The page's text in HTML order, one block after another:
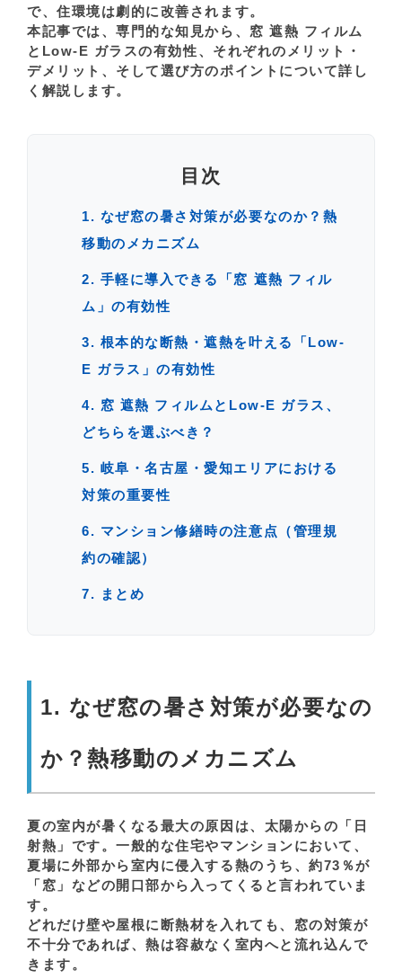
で、住環境は劇的に改善されます。
本記事では、専門的な知見から、窓 遮熱 フィルム
とLow-E ガラスの有効性、それぞれのメリット・
デメリット、そして選び方のポイントについて詳し
く解説します。
目次
1. なぜ窓の暑さ対策が必要なのか？熱
移動のメカニズム
2. 手軽に導入できる「窓 遮熱 フィル
ム」の有効性
3. 根本的な断熱・遮熱を叶える「Low-
E ガラス」の有効性
4. 窓 遮熱 フィルムとLow-E ガラス、
どちらを選ぶべき？
5. 岐阜・名古屋・愛知エリアにおける
対策の重要性
6. マンション修繕時の注意点（管理規
約の確認）
7. まとめ
1. なぜ窓の暑さ対策が必要なの
か？熱移動のメカニズム
夏の室内が暑くなる最大の原因は、太陽からの「日
射熱」です。一般的な住宅やマンションにおいて、
夏場に外部から室内に侵入する熱のうち、約73％が
「窓」などの開口部から入ってくる と言われていま
す。
どれだけ壁や屋根に断熱材を入れても、窓の対策が
不十分であれば、熱は容赦なく室内へと流れ込んで
きます。